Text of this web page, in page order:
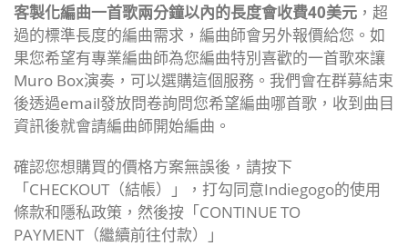
客製化編曲一首歌兩分鐘以內的長度會收費40美元 ，超
過的標準長度的編曲需求，編曲師會另外報價給您。如
果您希望有專業編曲師為您編曲特別喜歡的一首歌來讓
Muro Box演奏，可以選購這個服務。我們會在群募結束
後透過email發放問卷詢問您希望編曲哪首歌，收到曲目
資訊後就會請編曲師開始編曲。
確認您想購買的價格方案無誤後，請按下
「CHECKOUT（結帳）」， 打勾同意Indiegogo的使用
條款和隱私政策，然後按「CONTINUE TO
PAYMENT（繼續前往付款）」